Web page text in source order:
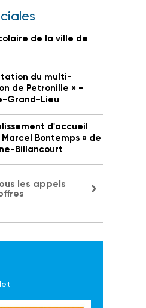
de la ville de
du multi-
de Petronille » -
Grand-Lieu
d'accueil
Bontemps » de
Billancourt
les appels